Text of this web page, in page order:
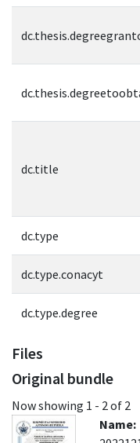
dc.title
dc.type
dc.type.conacyt
dc.type.degree
Files
Original bundle
Now showing 1 - 2 of 2
Name: